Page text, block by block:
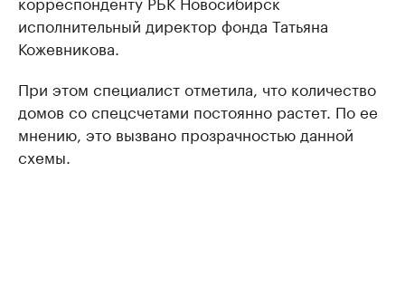
исполнительный директор фонда Татьяна
Кожевникова.
При этом специалист отметила, что количество
домов со спецсчетами постоянно растет. По ее
мнению, это вызвано прозрачностью данной
схемы.